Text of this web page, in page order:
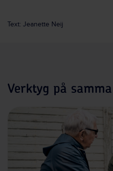
Text: Jeanette Neij
Verktyg på